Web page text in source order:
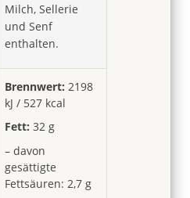
Milch, Sellerie
und Senf
enthalten.
Brennwert: 2198
kJ / 527 kcal
Fett: 32 g
– davon
gesättigte
Fettsäuren: 2,7 g